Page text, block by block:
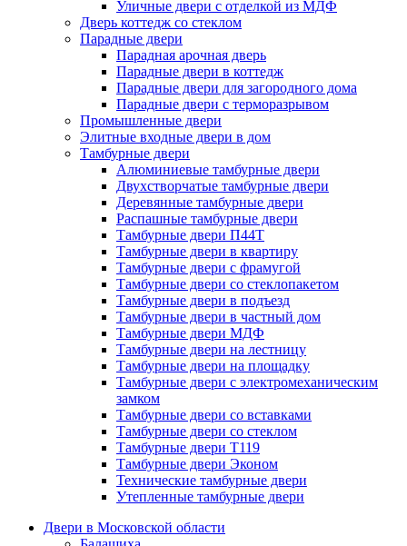
Уличные двери с отделкой из МДФ
Дверь коттедж со стеклом
Парадные двери
Парадная арочная дверь
Парадные двери в коттедж
Парадные двери для загородного дома
Парадные двери с терморазрывом
Промышленные двери
Элитные входные двери в дом
Тамбурные двери
Алюминиевые тамбурные двери
Двухстворчатые тамбурные двери
Деревянные тамбурные двери
Распашные тамбурные двери
Тамбурные двери П44Т
Тамбурные двери в квартиру
Тамбурные двери с фрамугой
Тамбурные двери со стеклопакетом
Тамбурные двери в подъезд
Тамбурные двери в частный дом
Тамбурные двери МДФ
Тамбурные двери на лестницу
Тамбурные двери на площадку
Тамбурные двери с электромеханическим
замком
Тамбурные двери со вставками
Тамбурные двери со стеклом
Тамбурные двери Т119
Тамбурные двери Эконом
Технические тамбурные двери
Утепленные тамбурные двери
Двери в Московской области